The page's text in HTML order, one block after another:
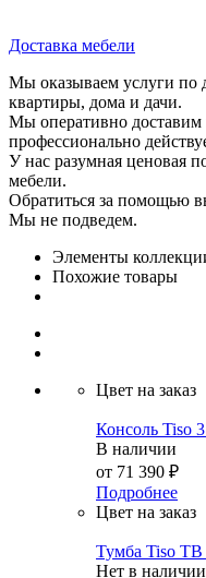
Доставка мебели
Мы оказываем услуги по
квартиры, дома и дачи.
Мы оперативно
профессионально
У нас разумная ценовая
мебели.
Обратиться за помощью
Мы не подведем.
Элементы
Похожие товары
Цвет на заказ
Консоль Tiso
В наличии
от 71 390 ₽
Подробнее
Цвет на заказ
Тумба Tiso
Нет в наличии